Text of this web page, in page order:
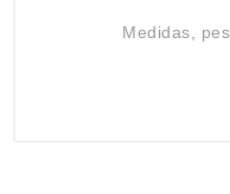
Medidas,